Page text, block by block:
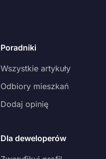
Poradniki
Wszystkie artykuły
Odbiory mieszkań
Dodaj opinię
Dla deweloperów